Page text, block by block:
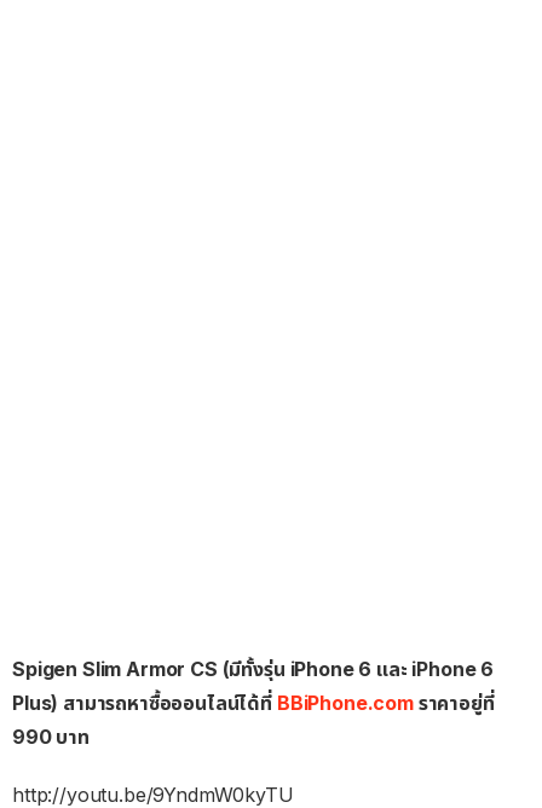
Spigen Slim Armor CS (มีทั้งรุ่น iPhone 6 และ iPhone 6
Plus) สามารถหาซื้อออนไลน์ได้ที่ BBiPhone.comราคาอยู่ที่
990 บาท
http://youtu.be/9YndmW0kyTU